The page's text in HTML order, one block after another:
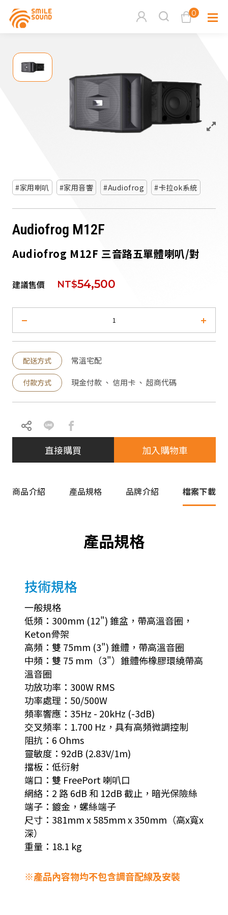
0
搜尋
品牌分
多媒體
家用喇叭 家用音響 Audiofrog 卡拉ok系統
Audiofrog M12F
Audiofrog M12F 三音路五單體喇叭/對
建議售價 NT$54,500
配送方式 常溫宅配
付款方式 現金付款 、 信用卡 、 超商代碼
直接購買 加入購物車
商品介紹 產品規格 品牌介紹 檔案下載
產品規格
技術規格
一般規格
低頻：300mm (12") 錐盆，帶高溫音圈，
Keton骨架
高頻：雙 75mm (3") 錐體，帶高溫音圈
中頻：雙 75 mm（3"）錐體佈橡膠環繞帶高
溫音圈
功放功率：300W RMS
功率處理：50/500W
頻率響應：35Hz - 20kHz (-3dB)
交叉頻率：1.700 Hz，具有高頻微調控制
阻抗：6 Ohms
靈敏度：92dB (2.83V/1m)
擋板：低衍射
端口：雙 FreePort 喇叭口
網絡：2 路 6dB 和 12dB 截止，暗光保險絲
端子：鍍金，螺絲端子
尺寸：381mm x 585mm x 350mm（高x寬x
深）
重量：18.1 kg
※產品內容物均不包含調音配線及安裝